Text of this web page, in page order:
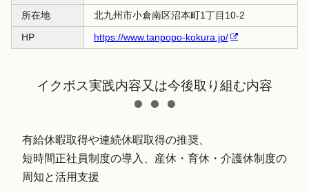
所在地
北九州市小倉南区沼本町1丁目10-2
HP
https://www.tanpopo-kokura.jp/
イクボス実践内容又は今後取り組む内容
有給休暇取得や連続休暇取得の推奨、
短時間正社員制度の導入、産休・育休・介護休制度の
周知と活用支援